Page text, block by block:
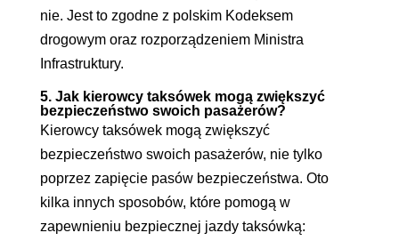
nie. Jest to zgodne z polskim Kodeksem
drogowym oraz rozporządzeniem Ministra
Infrastruktury.
5. Jak kierowcy taksówek mogą zwiększyć
bezpieczeństwo swoich pasażerów?
Kierowcy taksówek mogą zwiększyć
bezpieczeństwo swoich pasażerów, nie tylko
poprzez zapięcie pasów bezpieczeństwa. Oto
kilka innych sposobów, które pomogą w
zapewnieniu bezpiecznej jazdy taksówką: